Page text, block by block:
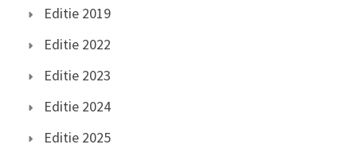
Editie 2019
Editie 2022
Editie 2023
Editie 2024
Editie 2025